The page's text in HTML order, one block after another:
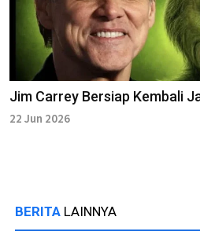
Jim Carrey Bersiap Kembali
22 Jun 2026
BERITA LAINNYA